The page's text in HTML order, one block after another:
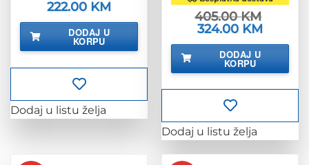
Izvorna
cijena
bila
277.50 KM.
222.00 KM
je:
DODAJ U
KORPU
Dodaj u listu želja
405.00KM
Izvorna
cijena
bila
405.00 KM.
324.00 KM
je:
DODAJ U
KORPU
Dodaj u listu želja